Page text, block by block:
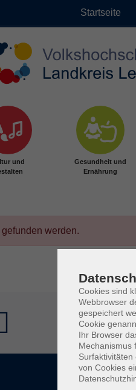
Startseite
und
Gesundheit und
Ernährung
werden.
Cookies sind
Webbrowser
gespeichert
Cookie
Ihr Browser
Mechanismus
Surfaktivitäten
von Cookies